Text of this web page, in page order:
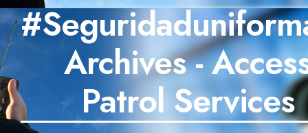
SECTORES
TRABAJOS
BLOG
Archives -
Patrol Services